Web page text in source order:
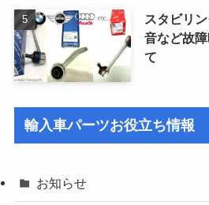
スタビリ
音など故
て
輸入車パーツお役立ち情報
お知らせ